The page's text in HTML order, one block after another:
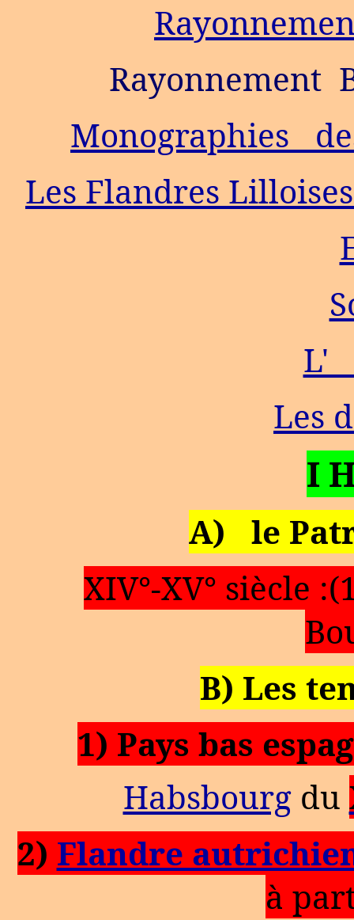
Rayonnement
Monographies
Les Flandres
L'
Les
I
A)
le
XIV°-XV° siècle
B) Les
1) Pays bas
Habsbourgdu
2) Flandre
à